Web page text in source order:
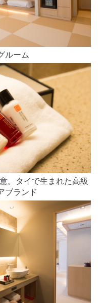
ルーム
。タイで生まれた高級
ブランド